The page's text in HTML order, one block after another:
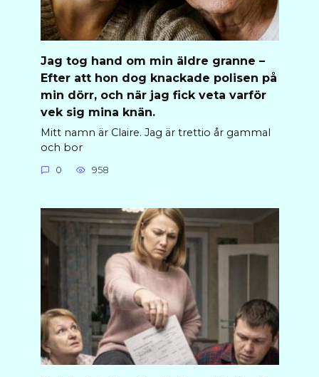
Jag tog hand om min äldre granne –
Efter att hon dog knackade polisen på
min dörr, och när jag fick veta varför
vek sig mina knän.
Mitt namn är Claire. Jag är trettio år gammal
och bor
0 958